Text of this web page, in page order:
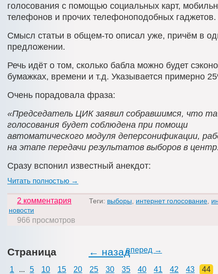
голосования с помощью социальных карт,
телефонов и прочих телефоноподобных гаджетов.
Смысл статьи в общем-то описал уже, причём в
предложении.
Речь идёт о том, сколько бабла можно будет
бумажках, времени и т.д. Указывается примерно
Очень порадовала фраза:
«Председатель ЦИК заявил собравшимся, что
голосования будет соблюдена при помощи
автоматического модуля деперсонификации,
на этапе передачи результатов выборов в
Сразу вспонил известный анекдот:
Читать полностью →
2 комментария Теги: выборы интернет голосование
новости
966 просмотров
Страница ← назадвперед →
1 ... 5 10 15 20 25 30 35 40 41 42 43
44